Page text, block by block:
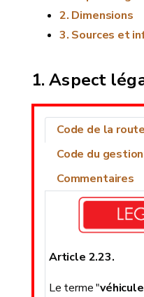
Dimensions
Sources et
Aspect
Code de la route
Code du
Commentaires
Article 2.23.
Le terme "